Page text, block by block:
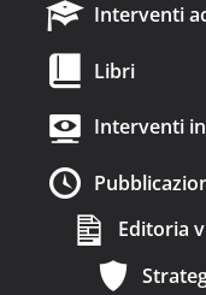
Interventi
Libri
Interventi
Editoria